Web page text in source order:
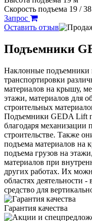
Скорость подъема 19 /
Запрос
Оставить отзыв
Подъемники
Наклонные подъемники
транспортировки
материалов на крышу,
этажи, материалов для
строительных
Подъемники GEDA Lift
благодаря
строительстве. Также
подъема материалов
подъема грузов на
материалов при
других работах. Их
областях деятельности -
средство для
Гарантия качества